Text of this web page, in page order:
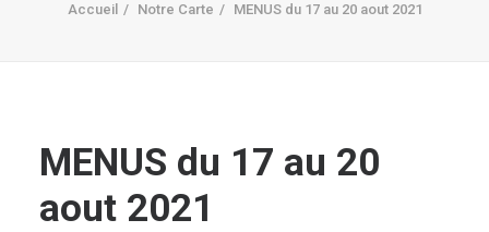
Accueil Notre Carte MENUS du 17 au 20 aout 2021
MENUS du 17 au 20
aout 2021